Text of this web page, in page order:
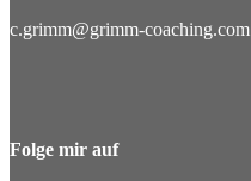
c.grimm@grimm-coaching.com
Folge mir auf